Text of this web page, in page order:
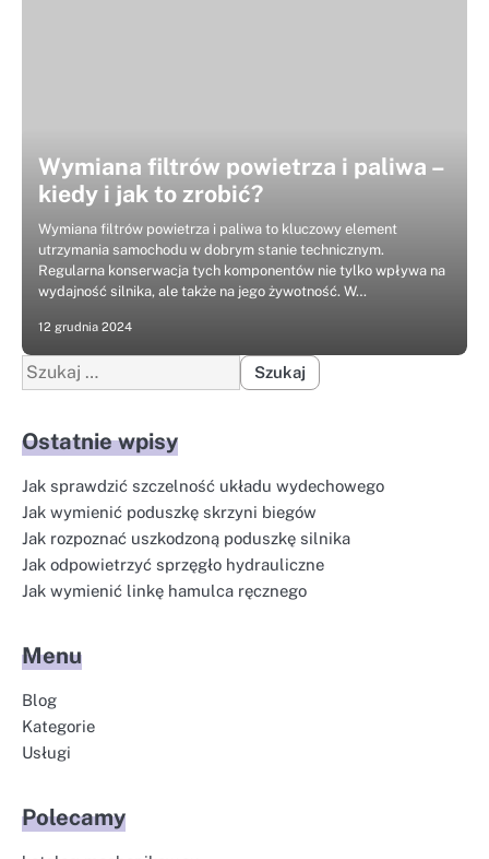
Wymiana filtrów powietrza i paliwa –
kiedy i jak to zrobić?
Wymiana filtrów powietrza i paliwa to kluczowy element
utrzymania samochodu w dobrym stanie technicznym.
Regularna konserwacja tych komponentów nie tylko wpływa na
wydajność silnika, ale także na jego żywotność. W…
12 grudnia 2024
Szukaj:
Ostatnie wpisy
Jak sprawdzić szczelność układu wydechowego
Jak wymienić poduszkę skrzyni biegów
Jak rozpoznać uszkodzoną poduszkę silnika
Jak odpowietrzyć sprzęgło hydrauliczne
Jak wymienić linkę hamulca ręcznego
Menu
Blog
Kategorie
Usługi
Polecamy